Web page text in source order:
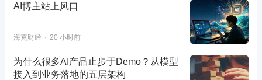
AI博主站上风口
海克财经 20 小时前
为什么很多AI产品止步于Demo？从模型
接入到业务落地的五层架构